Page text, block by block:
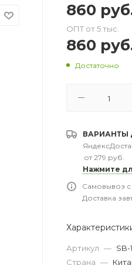
860
ОПТ от 5 тыс.
860
Достаточно
ВАРИАНТЫ
от 279 руб.
Нажмите
Самовывоз
Доставка
Артикул — SB-
Страна —